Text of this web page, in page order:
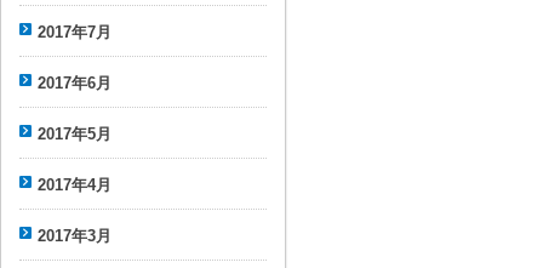
2017年7月
2017年6月
2017年5月
2017年4月
2017年3月